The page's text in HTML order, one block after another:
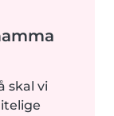
skal vi